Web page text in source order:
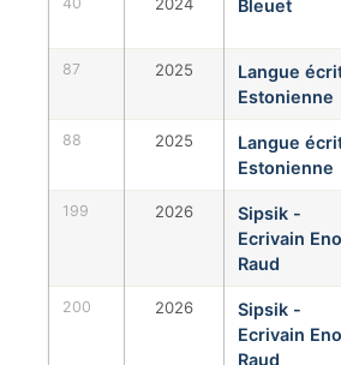
2024 Bleuet
87 2025
Langue
Estonienne
88 2025
Langue
Estonienne
199 2026
Sipsik -
Ecrivain Eno
Raud
200 2026
Sipsik -
Ecrivain Eno
Raud